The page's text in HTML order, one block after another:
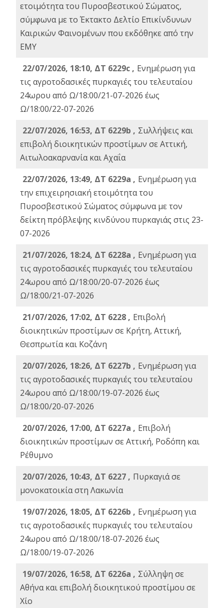
ετοιμότητα του Πυροσβεστικού Σώματος,
σύμφωνα με το Έκτακτο Δελτίο Επικίνδυνων
Καιρικών Φαινομένων που εκδόθηκε από την
ΕΜΥ
22/07/2026, 18:10, ΔΤ 6229c , Ενημέρωση για
τις αγροτοδασικές πυρκαγιές του τελευταίου
24ωρου από Ω/18:00/21-07-2026 έως
Ω/18:00/22-07-2026
22/07/2026, 16:53, ΔΤ 6229b , Σuλλήψεις και
επιβολή διοικητικών προστίμων σε Αττική,
Αιτωλοακαρνανία και Αχαΐα
22/07/2026, 13:49, ΔΤ 6229a , Ενημέρωση για
την επιχειρησιακή ετοιμότητα του
Πυροσβεστικού Σώματος σύμφωνα με τον
δείκτη πρόβλεψης κινδύνου πυρκαγιάς στις 23-
07-2026
21/07/2026, 18:24, ΔΤ 6228a , Ενημέρωση για
τις αγροτοδασικές πυρκαγιές του τελευταίου
24ωρου από Ω/18:00/20-07-2026 έως
Ω/18:00/21-07-2026
21/07/2026, 17:02, ΔΤ 6228 , Επιβολή
διοικητικών προστίμων σε Κρήτη, Αττική,
Θεσπρωτία και Κοζάνη
20/07/2026, 18:26, ΔΤ 6227b , Ενημέρωση για
τις αγροτοδασικές πυρκαγιές του τελευταίου
24ωρου από Ω/18:00/19-07-2026 έως
Ω/18:00/20-07-2026
20/07/2026, 17:00, ΔΤ 6227a , Επιβολή
διοικητικών προστίμων σε Αττική, Ροδόπη και
Ρέθυμνο
20/07/2026, 10:43, ΔΤ 6227 , Πυρκαγιά σε
μονοκατοικία στη Λακωνία
19/07/2026, 18:05, ΔΤ 6226b , Ενημέρωση για
τις αγροτοδασικές πυρκαγιές του τελευταίου
24ωρου από Ω/18:00/18-07-2026 έως
Ω/18:00/19-07-2026
19/07/2026, 16:58, ΔΤ 6226a , Σύλληψη σε
Αθήνα και επιβολή διοικητικού προστίμου σε
Χίο